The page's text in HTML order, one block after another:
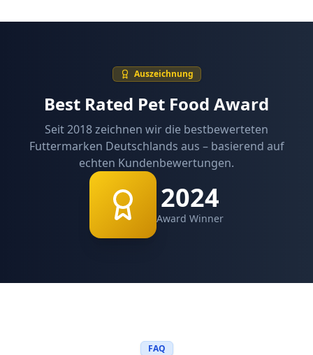
Auszeichnung
Best Rated Pet Food Award
Seit 2018 zeichnen wir die bestbewerteten
Futtermarken Deutschlands aus – basierend auf
echten Kundenbewertungen.
2024
Award Winner
FAQ